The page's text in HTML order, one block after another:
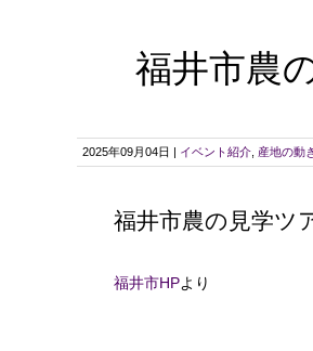
福井市農
2025年09月04日 | イベント紹介 産地の動
福井市農の見学ツ
福井市HPより